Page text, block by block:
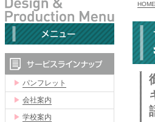
HOME
▶ パンフレット
▶ 会社案内
▶ 学校案内